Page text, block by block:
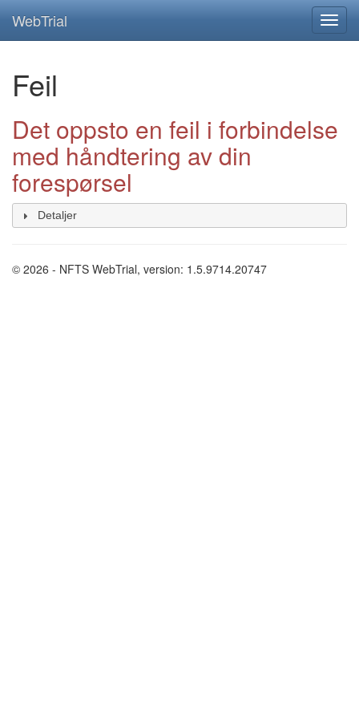
WebTrial
Feil
Det oppsto en feil i forbindelse
med håndtering av din
forespørsel
Detaljer
© 2026 - NFTS WebTrial, version: 1.5.9714.20747